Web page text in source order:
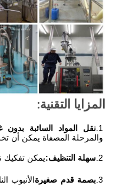
المزايا التقنية:
1. نقل المواد السائبة بدون
والمرحلة المصفاة يمكن أن
2. سهلة التنظيف:يمكن تفكيك
3. بصمة قدم صغيرة